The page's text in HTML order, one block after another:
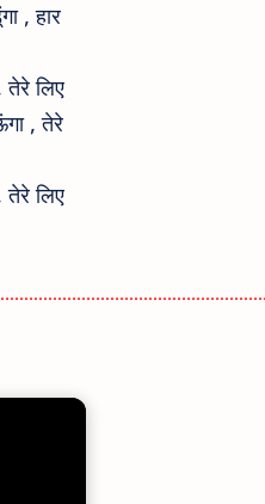
, हार
तेरे लिए
,तेरे
तेरे लिए